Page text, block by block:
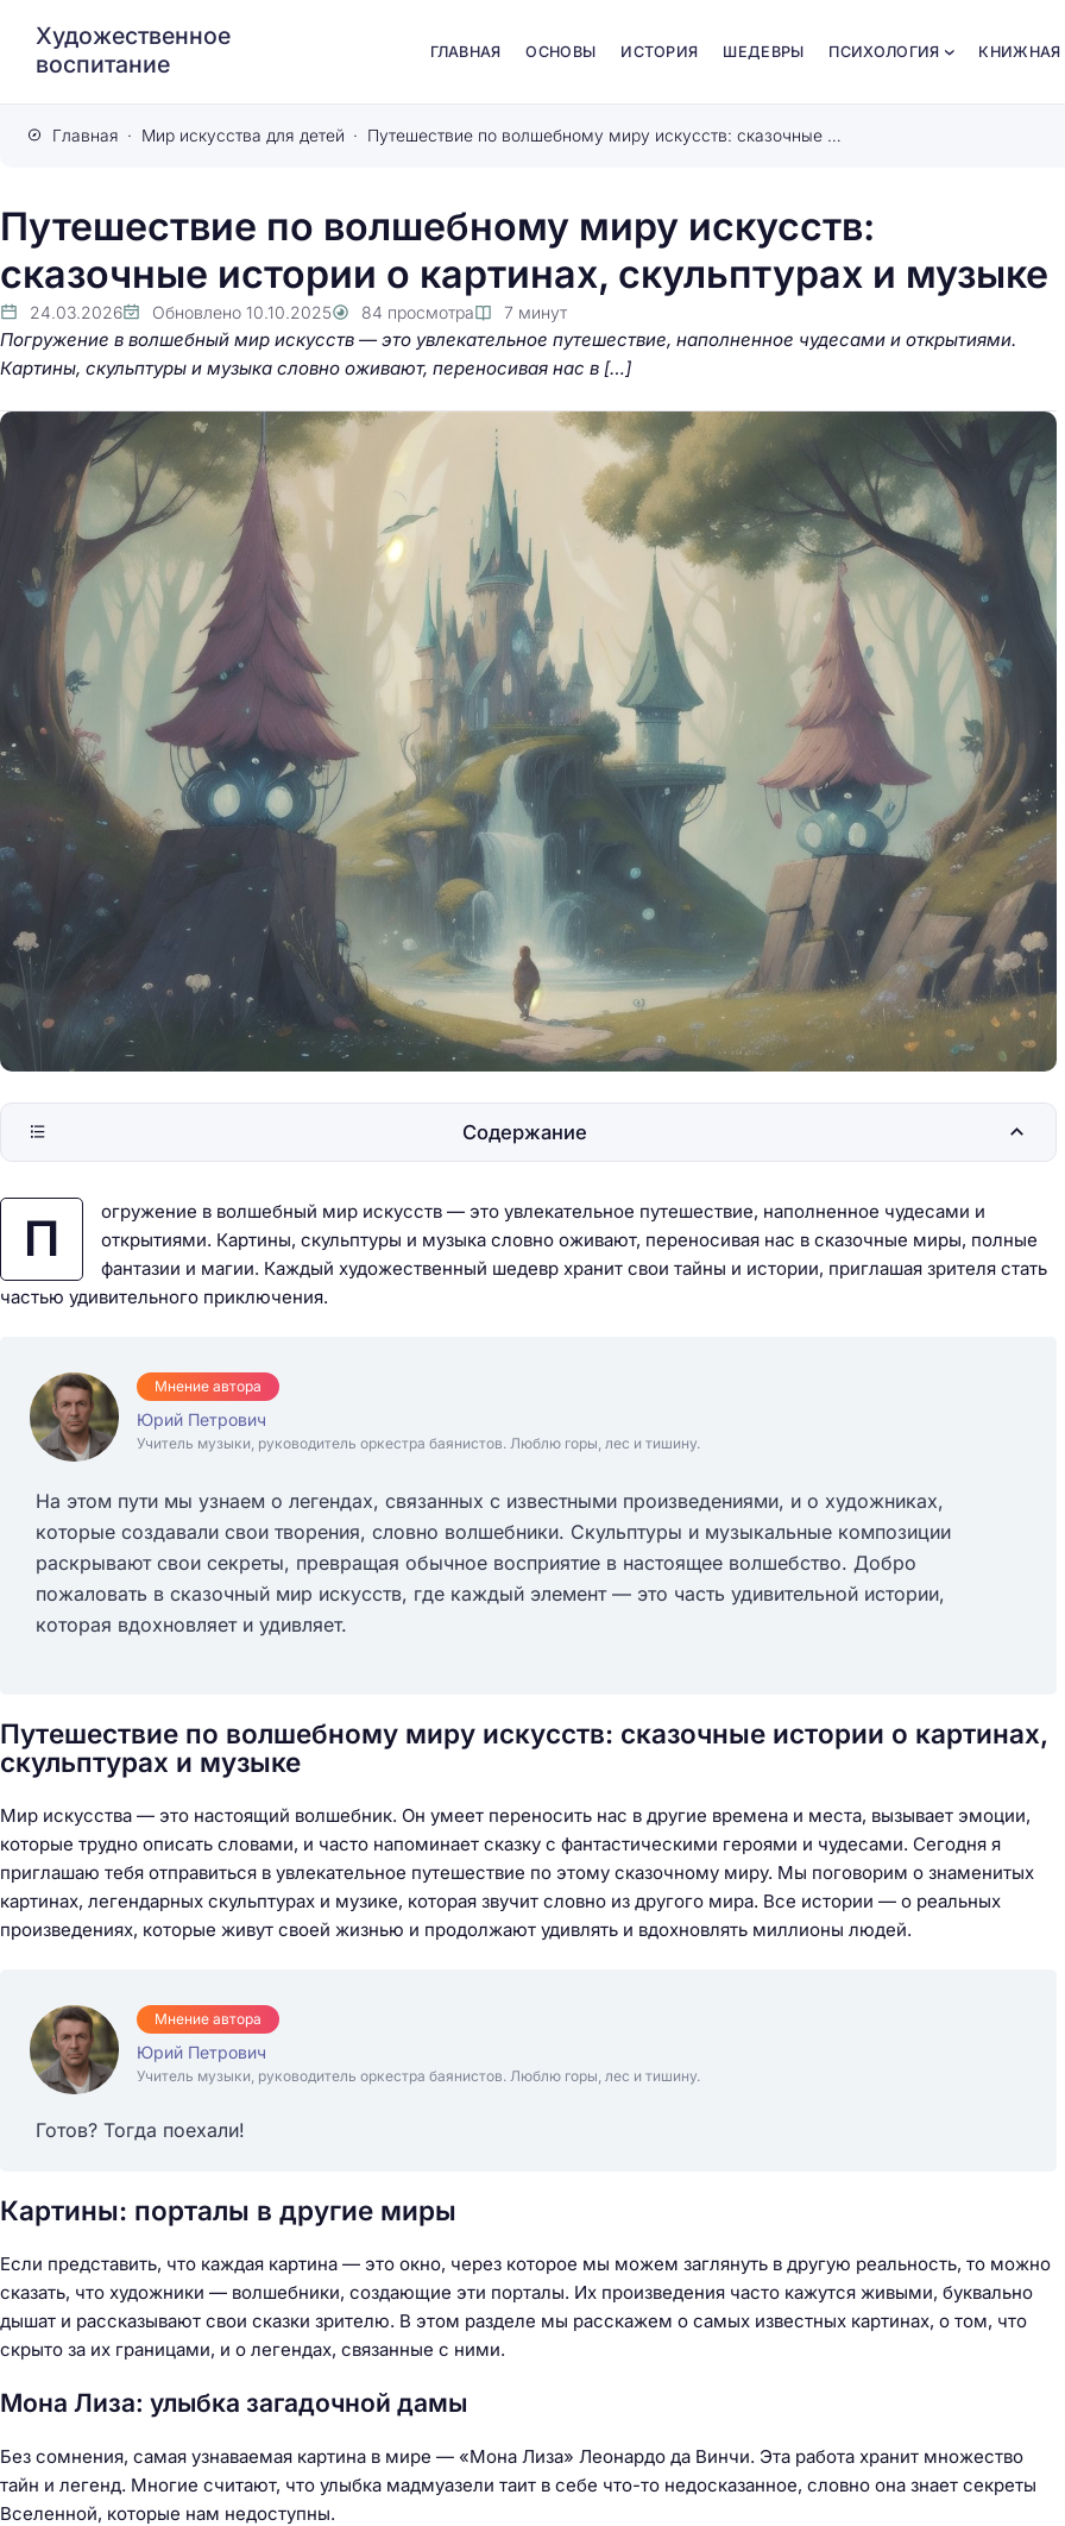
Художественное
воспитание
ГЛАВНАЯ ОСНОВЫ ИСТОРИЯ ШЕДЕВРЫ ПСИХОЛОГИЯ КНИЖНАЯ
Главная Мир искусства для детей Путешествие по волшебному миру искусств: сказочные истории о картинах, скульптурах и музыке
Путешествие по волшебному миру искусств:
сказочные истории о картинах, скульптурах и музыке
24.03.2026 Обновлено 10.10.2025 84 просмотра 7 минут
Погружение в волшебный мир искусств — это увлекательное путешествие, наполненное чудесами и открытиями.
Картины, скульптуры и музыка словно оживают, переносивая нас в […]
П
огружение в волшебный мир искусств — это увлекательное путешествие, наполненное чудесами и
открытиями. Картины, скульптуры и музыка словно оживают, переносивая нас в сказочные миры, полные
фантазии и магии. Каждый художественный шедевр хранит свои тайны и истории, приглашая зрителя стать
частью удивительного приключения.
Мнение автора
Юрий Петрович
Учитель музыки, руководитель оркестра баянистов. Люблю горы, лес и тишину.
На этом пути мы узнаем о легендах, связанных с известными произведениями, и о художниках,
которые создавали свои творения, словно волшебники. Скульптуры и музыкальные композиции
раскрывают свои секреты, превращая обычное восприятие в настоящее волшебство. Добро
пожаловать в сказочный мир искусств, где каждый элемент — это часть удивительной истории,
которая вдохновляет и удивляет.
Путешествие по волшебному миру искусств: сказочные истории о картинах,
скульптурах и музыке
Мир искусства — это настоящий волшебник. Он умеет переносить нас в другие времена и места, вызывает эмоции,
которые трудно описать словами, и часто напоминает сказку с фантастическими героями и чудесами. Сегодня я
приглашаю тебя отправиться в увлекательное путешествие по этому сказочному миру. Мы поговорим о знаменитых
картинах, легендарных скульптурах и музике, которая звучит словно из другого мира. Все истории — о реальных
произведениях, которые живут своей жизнью и продолжают удивлять и вдохновлять миллионы людей.
Мнение автора
Юрий Петрович
Учитель музыки, руководитель оркестра баянистов. Люблю горы, лес и тишину.
Готов? Тогда поехали!
Картины: порталы в другие миры
Если представить, что каждая картина — это окно, через которое мы можем заглянуть в другую реальность, то можно
сказать, что художники — волшебники, создающие эти порталы. Их произведения часто кажутся живыми, буквально
дышат и рассказывают свои сказки зрителю. В этом разделе мы расскажем о самых известных картинах, о том, что
скрыто за их границами, и о легендах, связанные с ними.
Мона Лиза: улыбка загадочной дамы
Без сомнения, самая узнаваемая картина в мире — «Мона Лиза» Леонардо да Винчи. Эта работа хранит множество
тайн и легенд. Многие считают, что улыбка мадмуазели таит в себе что-то недосказанное, словно она знает секреты
Вселенной, которые нам недоступны.
Содержание
Путешествие в сказочный мир
скульптур: учимся видеть
магию в камне и гипсе
Как выбрать детскую одежду
для сада, школы и прогулок